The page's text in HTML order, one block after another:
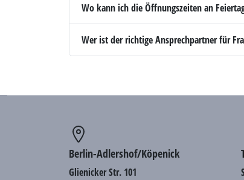
Wo kann ich die Öffnungszeiten an
Wer ist der richtige Ansprechpartner für
Berlin-Adlershof/Köpenick
Glienicker Str. 101